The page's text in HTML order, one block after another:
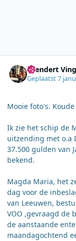
Leendert
Geplaatst7
Mooie foto's.
Ik zie het schip de
uitzending met o.a
37.500 gulden van
bekend.
Magda Maria, het
dag voor de
van Leeuwen,
VOO ,gevraagd de
de aanstaande
maandagochtend